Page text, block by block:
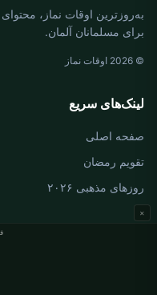
×
به‌روزترین اوقات نماز،
برای مسلمانان آلمان.
© 2026 اوقات نماز
لینک‌های سریع
صفحه اصلی
تقویم رمضان
روزهای مذهبی ۲۰۲۶